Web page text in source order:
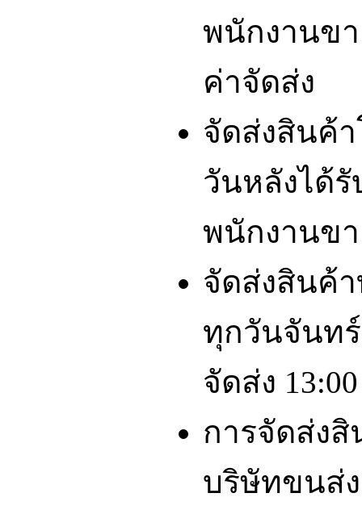
พนักงานข
ค่าจัดส่ง
จัดส่งสินค้
วันหลังได้
พนักงานข
จัดส่งสินค้
ทุกวันจันท
จัดส่ง
การจัดส่งสิ
บริษัทขนส่